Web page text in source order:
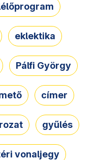
eklektika
Pálfi György
címer
gyűlés
vonaljegy